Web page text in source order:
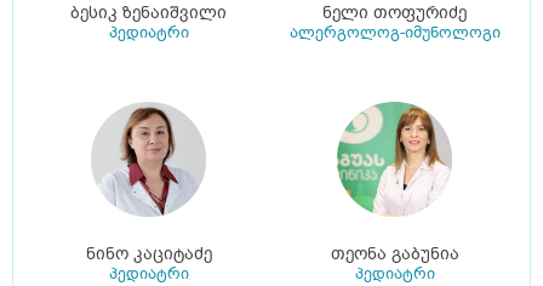
ბესიკ ზენაიშვილი
პედიატრი
ნელი თოფურიძე
ალერგოლოგ-იმუნოლოგი
ნინო კაციტაძე
პედიატრი
თეონა გაბუნია
პედიატრი